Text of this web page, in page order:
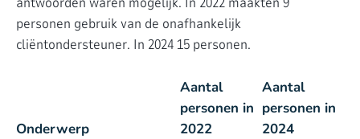
personen gebruik van de onafhankelijk
cliëntondersteuner. In 2024 15 personen.
Onderwerp
Aantal
personen in
2022
Aantal
personen in
2024